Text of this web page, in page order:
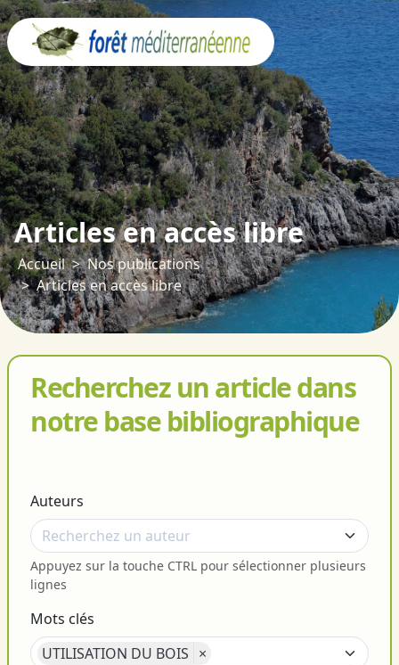
Articles en accès libre
Accueil
Nos publications
Articles en accès libre
Recherchez un article dans
notre base bibliographique
Auteurs
Appuyez sur la touche CTRL pour sélectionner plusieurs
lignes
Mots clés
UTILISATION DU BOIS ×
Panneau de gestion des cookies